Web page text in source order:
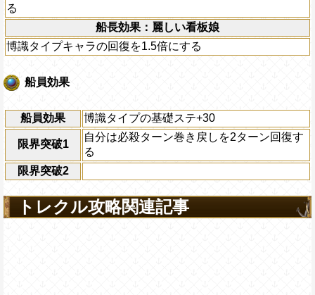
る
船長効果：麗しい看板娘
博識タイプキャラの回復を1.5倍にする
船員効果
船員効果 博識タイプの基礎ステ+30
限界突破1
自分は必殺ターン巻き戻しを2ターン回復す
る
限界突破2
トレクル攻略関連記事